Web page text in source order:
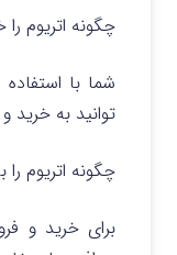
چگونه اتریوم
شما با
توانید به خرید
چگونه اتریوم
برای خرید و